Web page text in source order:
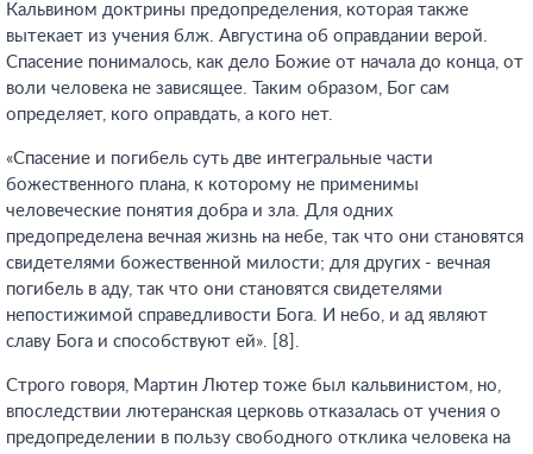
Кальвином доктрины предопределения, которая также
вытекает из учения блж. Августина об оправдании верой.
Спасение понималось, как дело Божие от начала до конца, от
воли человека не зависящее. Таким образом, Бог сам
определяет, кого оправдать, а кого нет.
«Спасение и погибель суть две интегральные части
божественного плана, к которому не применимы
человеческие понятия добра и зла. Для одних
предопределена вечная жизнь на небе, так что они становятся
свидетелями божественной милости; для других - вечная
погибель в аду, так что они становятся свидетелями
непостижимой справедливости Бога. И небо, и ад являют
славу Бога и способствуют ей». [8].
Строго говоря, Мартин Лютер тоже был кальвинистом, но,
впоследствии лютеранская церковь отказалась от учения о
предопределении в пользу свободного отклика человека на